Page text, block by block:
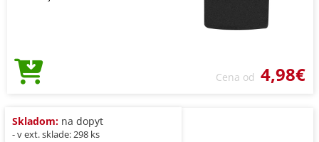
Cena od 4,98€
Skladom: na dopyt
- v ext. sklade: 298 ks